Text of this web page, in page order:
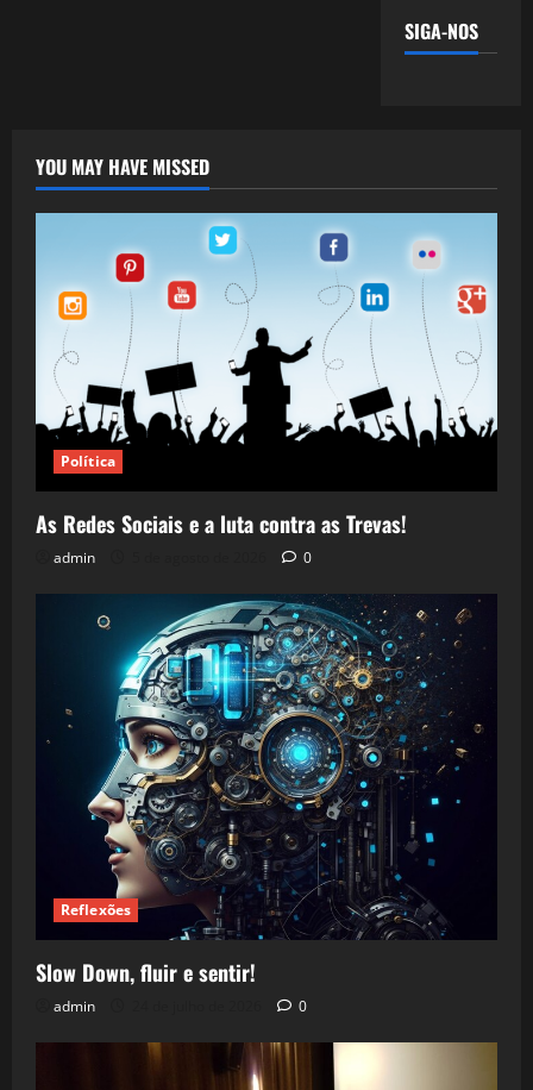
SIGA-NOS
YOU MAY HAVE MISSED
Política
As Redes Sociais e a luta contra as Trevas!
admin 0
Reflexões
Slow Down, fluir e sentir!
admin 0